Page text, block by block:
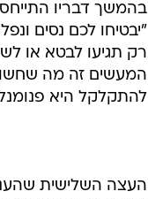
בהמשך דבריו התייחס
"יבטיחו לכם נסים
רק תגיעו לבטא או
המעשים זה מה
להתקלקל היא